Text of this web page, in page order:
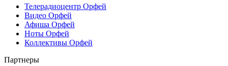
Телерадиоцентр Орфей
Видео Орфей
Афиша Орфей
Ноты Орфей
Коллективы Орфей
Партнеры